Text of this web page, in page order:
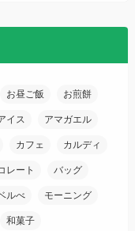
お昼ご飯 お煎餅
イス アマガエル
カフェ カルディ
レート バッグ
ルべ モーニング
和菓子